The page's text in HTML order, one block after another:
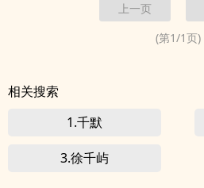
是心有白月光……白月光:我才发现，原
上一页
(第1/1页)
相关搜索
1.千默
3.徐千屿